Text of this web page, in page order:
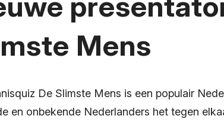
Mens
De Slimste Mens is een populair
en onbekende Nederlanders het tegen